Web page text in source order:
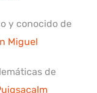
y conocido de
Miguel
de